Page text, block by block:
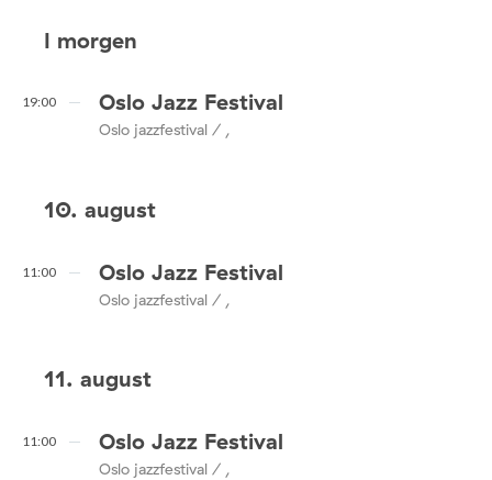
I morgen
19:00 Oslo Jazz Festival
Oslo jazzfestival / ,
10. august
11:00 Oslo Jazz Festival
Oslo jazzfestival / ,
11. august
11:00 Oslo Jazz Festival
Oslo jazzfestival / ,